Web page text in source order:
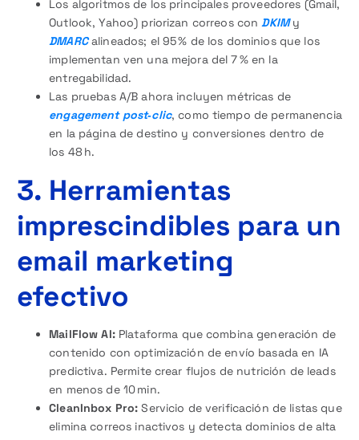
Los algoritmos de los principales proveedores (Gmail,
Outlook, Yahoo) priorizan correos conDKIMy
DMARCalineados; el 95 % de los dominios que los
implementan ven una mejora del 7 % en la
entregabilidad.
Las pruebas A/B ahora incluyen métricas de
engagement post‑clic, como tiempo de permanencia
en la página de destino y conversiones dentro de
los 48 h.
3. Herramientas
imprescindibles para un
email marketing
efectivo
MailFlow AI:Plataforma que combina generación de
contenido con optimización de envío basada en IA
predictiva. Permite crear flujos de nutrición de leads
en menos de 10 min.
CleanInbox Pro: Servicio de verificación de listas que
elimina correos inactivos y detecta dominios de alta